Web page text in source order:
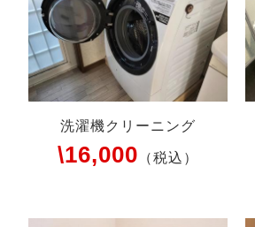
洗濯機クリーニング
\16,000 （税込）